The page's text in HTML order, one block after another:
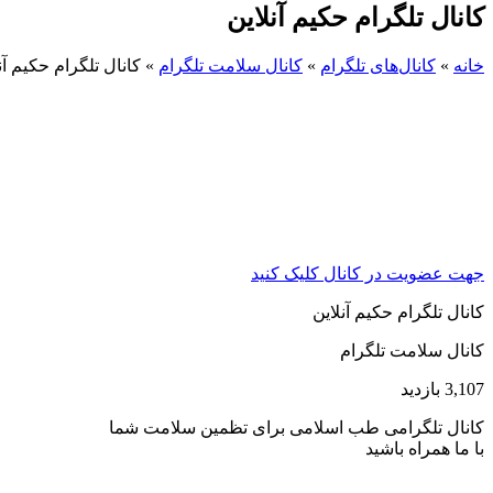
کانال تلگرام حکیم آنلاین
خانه » کانال‌های تلگرام » کانال سلامت تلگرام » کانال تلگرام حکیم
جهت عضویت در کانال کلیک کنید
کانال تلگرام حکیم آنلاین
کانال سلامت تلگرام
3,107 بازدید
کانال تلگرامی طب اسلامی برای تظمین سلامت شما
با ما همراه باشید